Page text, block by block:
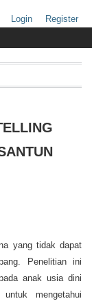
Login Register
yang tidak dapat
Penelitian ini
anak usia dini
mengetahui